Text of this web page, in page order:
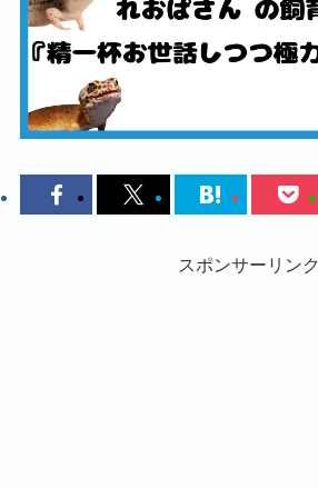
スポンサーリンク